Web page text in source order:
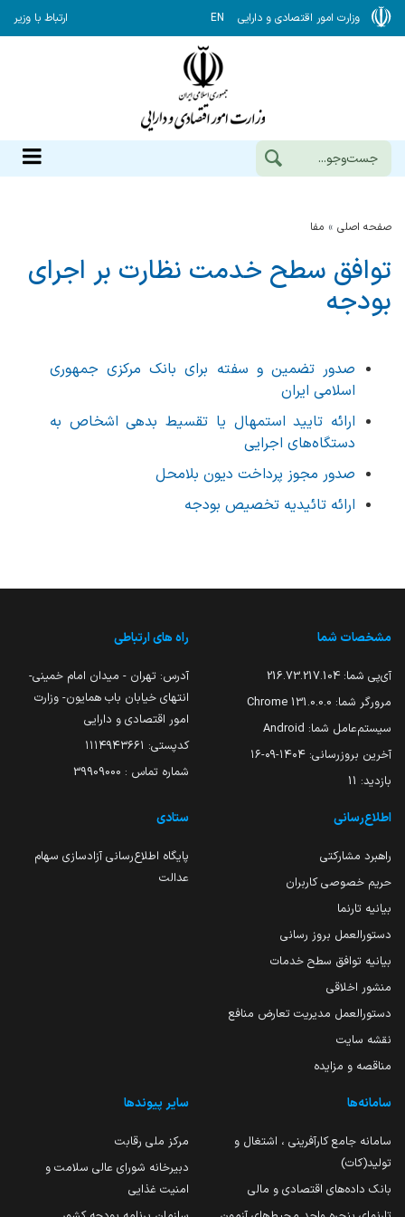
وزارت امور اقتصادی و دارایی EN ارتباط با وزیر
صفحه اصلی مفا
توافق سطح خدمت نظارت بر اجرای
بودجه
صدور تضمین و سفته برای بانک مرکزی جمهوری
اسلامی ایران
ارائه تایید استمهال یا تقسیط بدهی اشخاص به
دستگاه‎‌های اجرایی
صدور مجوز پرداخت ديون بلامحل
ارائه تائیدیه تخصیص بودجه
مشخصات شما
آی‌پی شما: 216.73.217.104
مرورگر شما: 131.0.0.0 Chrome
سیستم‌عامل شما: Android
آخرین بروزرسانی: ۱۴۰۴-۰۹-۱۶
بازدید: 11
راه های ارتباطی
آدرس: تهران - میدان امام خمینی-
انتهای خیابان باب همایون- وزارت
امور اقتصادی و دارایی
کدپستی: ۱۱۱۴۹۴۳۶۶۱
شماره تماس : 39909000
اطلاع‌رسانی
راهبرد مشارکتی
حریم خصوصی کاربران
بیانیه تارنما
دستورالعمل بروز رسانی
بیانیه توافق سطح خدمات
منشور اخلاقی
دستورالعمل مدیریت تعارض منافع
نقشه سایت
مناقصه و مزایده
ستادی
پایگاه اطلاع‌رسانی آزادسازی سهام
عدالت
سامانه‌ها
سامانه جامع کارآفرینی ، اشتغال و
تولید(کات)
بانک داده‌های اقتصادی و مالی
سایر پیوندها
مرکز ملی رقابت
دبیرخانه شورای عالی سلامت و
امنیت غذایی